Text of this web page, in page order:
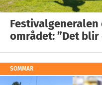
området: ”Det
SOMMAR